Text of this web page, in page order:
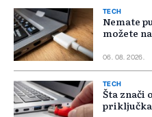
TECH
Nemate
možete
06. 08. 2026.
TECH
Šta znači